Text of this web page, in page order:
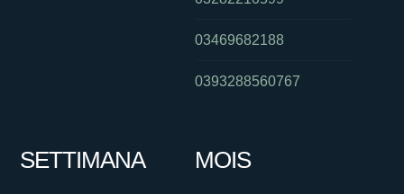
03469682188
0393288560767
SETTIMANA MOIS